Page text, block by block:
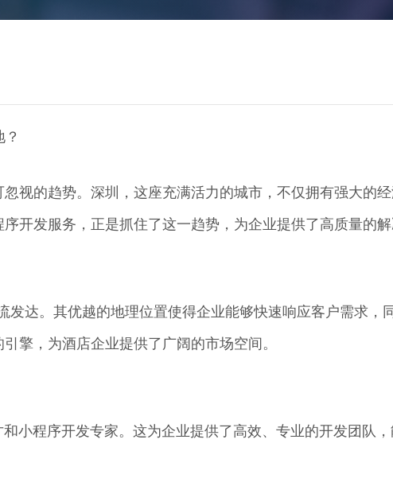
务：助力酒店数字化转型的利器
视的趋势。深圳，这座充满活力的城市，不仅拥有强大的
开发服务，正是抓住了这一趋势，为企业提供了高质量的解
发达。其优越的地理位置使得企业能够快速响应客户需求，
擎，为酒店企业提供了广阔的市场空间。
小程序开发专家。这为企业提供了高效、专业的开发团队